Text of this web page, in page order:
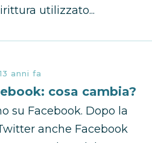
utilizzato...
13 anni fa
cosa cambia?
su Facebook. Dopo la
anche Facebook